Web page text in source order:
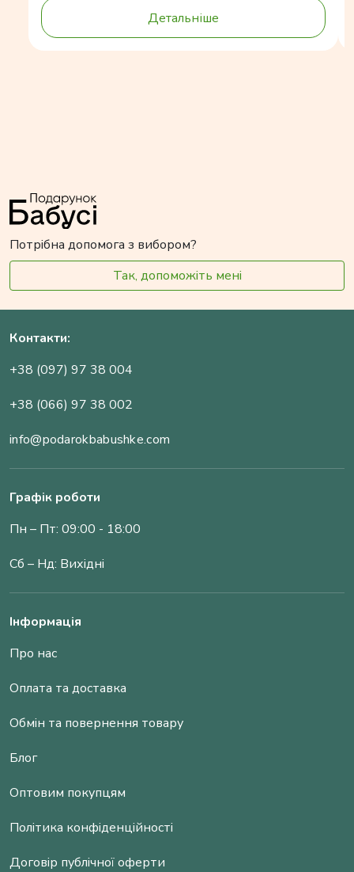
Детальніше
Потрібна допомога з вибором?
Так, допоможіть мені
Контакти:
+38 (097) 97 38 004
+38 (066) 97 38 002
info@podarokbabushke.com
Графік роботи
Пн – Пт: 09:00 - 18:00
Сб – Нд: Вихідні
Інформація
Про нас
Оплата та доставка
Обмін та повернення товару
Блог
Оптовим покупцям
Політика конфіденційності
Договір публічної оферти